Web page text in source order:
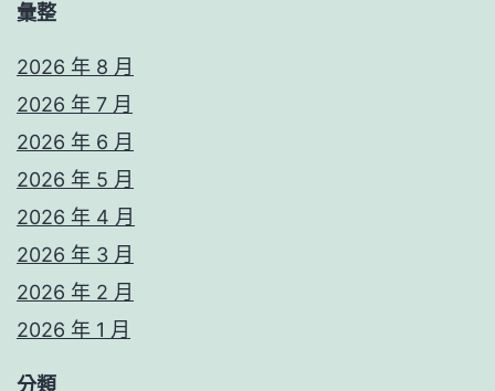
彙整
2026 年 8 月
2026 年 7 月
2026 年 6 月
2026 年 5 月
2026 年 4 月
2026 年 3 月
2026 年 2 月
2026 年 1 月
分類